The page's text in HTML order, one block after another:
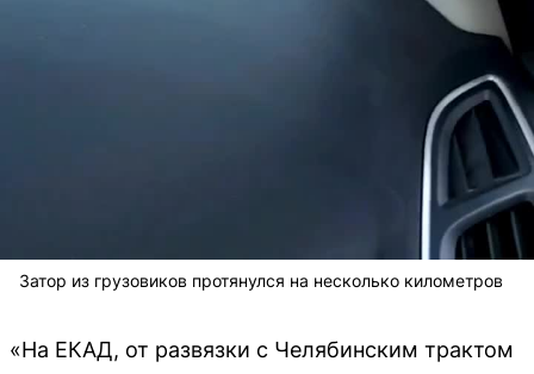
Затор из грузовиков протянулся на несколько километров
«На ЕКАД, от развязки с Челябинским трактом